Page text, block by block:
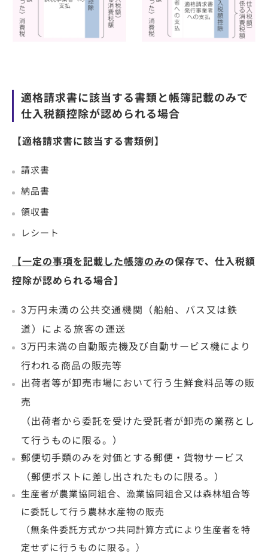
適格請求書に該当する書類と帳簿記載のみで
仕入税額控除が認められる場合
【適格請求書に該当する書類例】
請求書
納品書
領収書
レシート
【一定の事項を記載した帳簿のみの保存で、仕入税額
控除が認められる場合】
3万円未満の公共交通機関
（船舶、バス又は鉄
道）による旅客の運送
3万円未満の自動販売機及び自動サービス機により
行われる商品の販売等
出荷者等が卸売市場において行う生鮮食料品等の販
売
（出荷者から委託を受けた受託者が卸売の業務とし
て行うものに限る。）
郵便切手類のみを対価とする郵便・貨物サービス
（郵便ポストに差し出されたものに限る。）
生産者が農業協同組合、漁業協同組合又は森林組合等
に委託して行う農林水産物の販売
（無条件委託方式かつ共同計算方式により生産者を特
定せずに行うものに限る。）